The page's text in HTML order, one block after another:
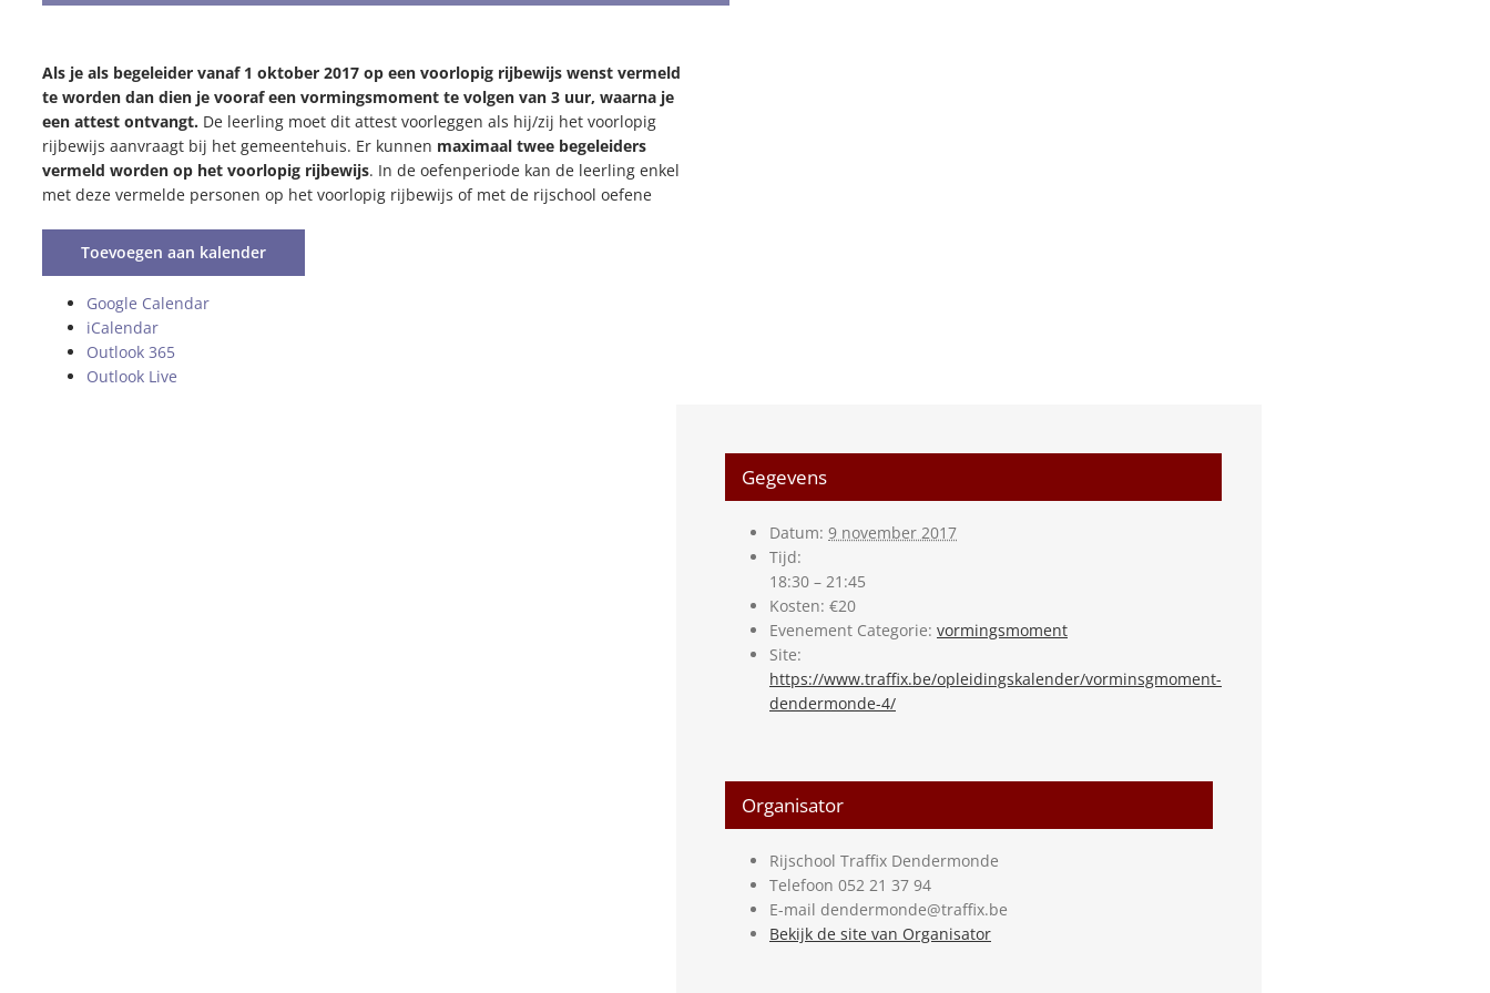
Als je als begeleider vanaf 1 oktober 2017 op een voorlopig rijbewijs wenst vermeld
te worden dan dien je vooraf een vormingsmoment te volgen van 3 uur, waarna je
een attest ontvangt. De leerling moet dit attest voorleggen als hij/zij het voorlopig
rijbewijs aanvraagt bij het gemeentehuis. Er kunnen maximaal twee begeleiders
vermeld worden op het voorlopig rijbewijs. In de oefenperiode kan de leerling enkel
met deze vermelde personen op het voorlopig rijbewijs of met de rijschool oefene
Toevoegen aan kalender
Google Calendar
iCalendar
Outlook 365
Outlook Live
Gegevens
Datum: 9 november 2017
Tijd:
18:30 – 21:45
Kosten: €20
Evenement Categorie: vormingsmoment
Site:
https://www.traffix.be/opleidingskalender/vorminsgmoment-
dendermonde-4/
Organisator
Rijschool Traffix Dendermonde
Telefoon 052 21 37 94
E-mail dendermonde@traffix.be
Bekijk de site van Organisator